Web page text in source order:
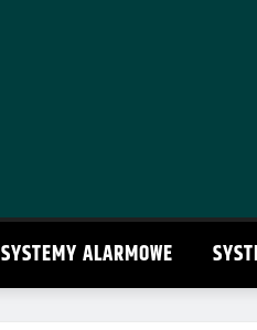
SYSTEMY ALARMOWE